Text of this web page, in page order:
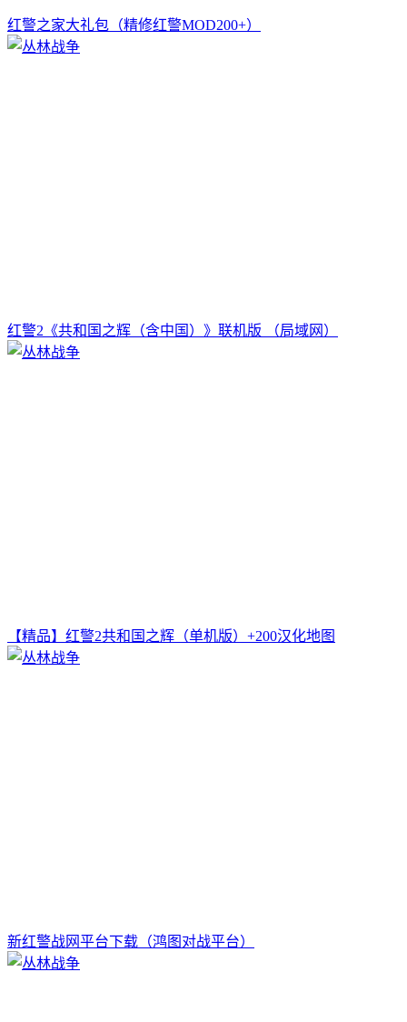
红警之家大礼包（精修红警MOD200+）
红警2《共和国之辉（含中国）》联机版 （局域网）
【精品】红警2共和国之辉（单机版）+200汉化地图
新红警战网平台下载（鸿图对战平台）